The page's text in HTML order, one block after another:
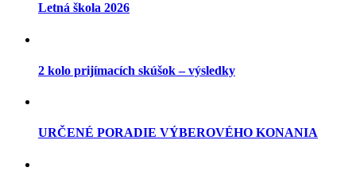
Letná škola 2026
2 kolo prijímacích skúšok – výsledky
URČENÉ PORADIE VÝBEROVÉHO KONANIA